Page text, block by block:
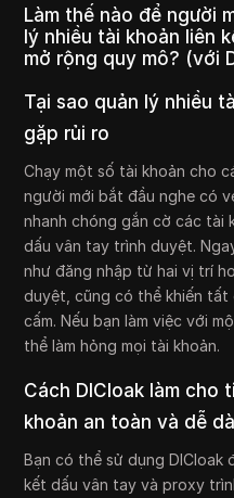
Làm thế nào để người
lý nhiều tài khoản liên
mở rộng quy mô? (với
Tại sao quản lý nhiều
gặp rủi ro
Chạy một số tài khoản cho
người mới bắt đầu nghe có
nhanh chóng gắn cờ các tài
dấu vân tay trình duyệt.
như đăng nhập từ hai vị trí
duyệt, cũng có thể khiến tất
cấm. Nếu bạn làm việc với
thể làm hỏng mọi tài khoản.
Cách DICloak làm cho
khoản an toàn và dễ
Bạn có thể sử dụng DICloak
kết dấu vân tay và proxy